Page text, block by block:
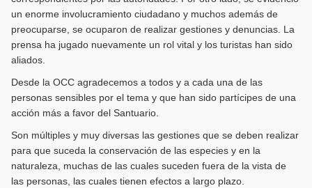
un enorme involucramiento ciudadano y muchos además de
preocuparse, se ocuparon de realizar gestiones y denuncias. La
prensa ha jugado nuevamente un rol vital y los turistas han sido
aliados.
Desde la OCC agradecemos a todos y a cada una de las
personas sensibles por el tema y que han sido partícipes de una
acción más a favor del Santuario.
Son múltiples y muy diversas las gestiones que se deben realizar
para que suceda la conservación de las especies y en la
naturaleza, muchas de las cuales suceden fuera de la vista de
las personas, las cuales tienen efectos a largo plazo.